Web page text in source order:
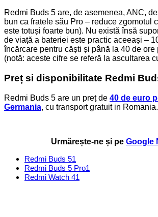
Redmi Buds 5 are, de asemenea, ANC,
bun ca fratele său Pro – reduce zgomotul
este totuși foarte bun). Nu există însă
de viață a bateriei este practic aceeași –
încărcare pentru căști și până la 40 de ore
(notă: aceste cifre se referă la ascultarea
Preț si disponibilitate Redmi
Redmi Buds 5 are un preț de 40 de euro
Germania, cu transport gratuit in Romania.
Urmărește-ne și pe Google
Redmi Buds 51
Redmi Buds 5 Pro1
Redmi Watch 41